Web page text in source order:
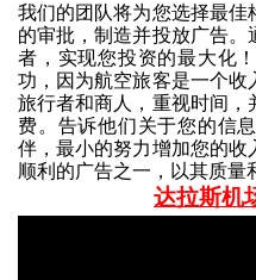
我们的团队将为您选择最
的审批，制造并投放广告
者，实现您投资的最大化
功，因为航空旅客是一个收
旅行者和商人，重视时间
费。告诉他们关于您的信
伴，最小的努力增加您的
顺利的广告之一，以其质量
达拉斯机